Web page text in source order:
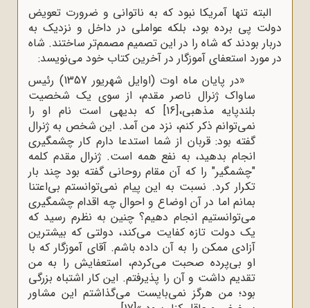
البته تنها آمریکا نبود که به ناتوانی و ضرورت تعویض
دولت پی برده بود، بلکه عواملی در داخل و نزدیک به
دربار بودند که شاه را در این تصمیم مصمم‌تر ساختند. شاه
در مورد استعفای آموزگار در آخرین کتاب خود می‌نویسد:
«در پایان ماه اوت (اوایل شهریور 1357) رئیس
ساواک ژنرال ناصر مقدم، از سوی یک شخصیت
بلندپایه مذهبی،[16]
که بدیهی است نام او را
نمی‌توانم ذکر کنم، نزد من آمد. این شخص به ژنرال
گفته بود: قربان از شما استدعا دارم کار چشمگیری
انجام بدهید، به نفع همه است. ژنرال مقدم کلمه
"چشمگیر" را که آن مقام روحانی گفته بود چند بار
تکرار کرد. نسبت به این پیام نمی‌توانستم بی‌اعتنا
بمانم اما در آن اوضاع و احوال چه اقدام چشمگیری
می‌توانستیم انجام دهیم؟ چنین به نظرم رسید که
یک دولت تازه کفایت می‌کند، دولتی که بیشترین
آزادی ممکن را به آن داده باشم. آقای آموزگار که با
او بی‌پرده صحبت می‌کردم، استعفایش را به من
تقدیم داشت و آن را پذیرفتم. این کار اشتباه بزرگی
بود؛ من هرگز نمی‌بایست می‌گذاشتم این مشاور